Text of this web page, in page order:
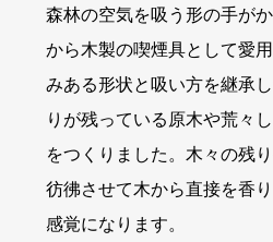
森林の空気を吸う形の手が
から木製の喫煙具として愛
みある形状と吸い方を継承
りが残っている原木や荒々
をつくりました。木々の残
彷彿させて木から直接を香
感覚になります。